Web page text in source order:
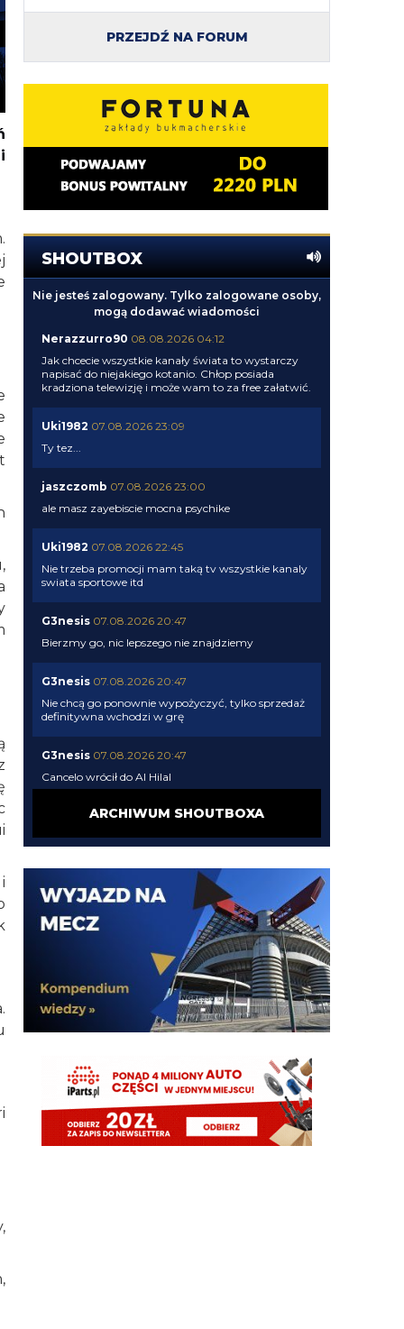
PRZEJDŹ NA FORUM
SHOUTBOX
Nie jesteś zalogowany. Tylko zalogowane osoby,
mogą dodawać wiadomości
Nerazzurro90 08.08.2026 04:12
Jak chcecie wszystkie kanały świata to wystarczy
napisać do niejakiego kotanio. Chłop posiada
kradziona telewizję i może wam to za free załatwić.
Uki1982 07.08.2026 23:09
Ty tez...
jaszczomb 07.08.2026 23:00
ale masz zayebiscie mocna psychike
Uki1982 07.08.2026 22:45
Nie trzeba promocji mam taką tv wszystkie kanaly
swiata sportowe itd
G3nesis 07.08.2026 20:47
Bierzmy go, nic lepszego nie znajdziemy
G3nesis 07.08.2026 20:47
Nie chcą go ponownie wypożyczyć, tylko sprzedaż
definitywna wchodzi w grę
G3nesis 07.08.2026 20:47
Cancelo wrócił do Al Hilal
Nerazzurro90 07.08.2026 19:42
Botmon publicznie czci zmarlego bandyte
piscitelliego brak slow obraz nedzy i rozpaczy
G3nesis 07.08.2026 19:15
Jak tam Adriano, co słychać
07.08.2026 19:15
FENDI_SOSA
07.08.2026 18:56
Adriano ty already dead a nie forever he xd
FENDI_SOSA 07.08.2026 18:56
Oleeks ciśnij go he
Adriano_forever 07.08.2026 18:30
ARCHIWUM SHOUTBOXA